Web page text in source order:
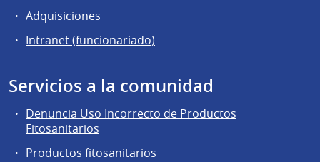
Adquisiciones
Intranet (funcionariado)
Servicios a la comunidad
Denuncia Uso Incorrecto de Productos
Fitosanitarios
Productos fitosanitarios